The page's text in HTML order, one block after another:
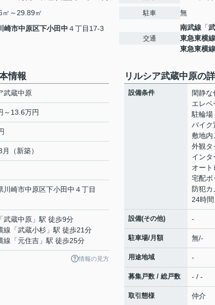
㎡～29.89㎡
崎市中原区下小田中 ４丁目17-3
駐車 無
交通
南武線 「
東急東横線
東急東横線
情報
武蔵中原
～13.6万円
（新築）
川崎市中原区下小田中 ４丁目
「武蔵中原 」駅 徒歩9分
線 「武蔵小杉 」駅 徒歩21分
線 「元住吉 」駅 徒歩25分
情報の見方
リルシア武蔵中原の
設備条件
閑静
エレベ
駐輪場
バイク
敷地内
外観タ
インタ
オート
宅配ボ
防犯カ
24時
設備(その他) -
駐車場/月額 無/-
用途地域 -
募集戸数 / 総戸数 - / -
取引態様 仲介